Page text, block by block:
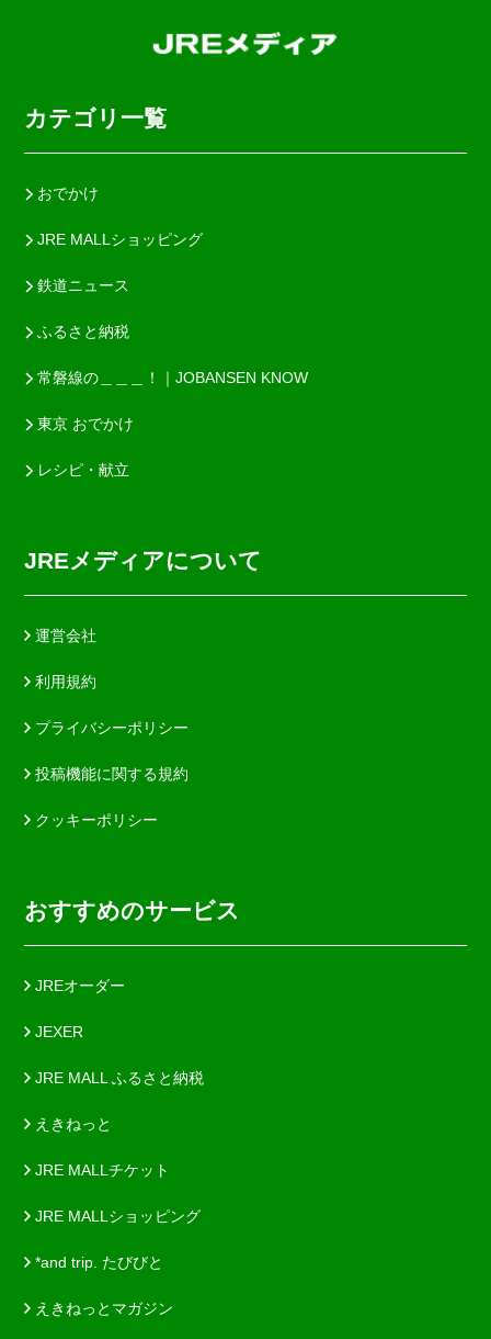
カテゴリ一覧
おでかけ
JRE MALLショッピング
鉄道ニュース
ふるさと納税
常磐線の＿＿＿！｜JOBANSEN KNOW
東京 おでかけ
レシピ・献立
JREメディアについて
運営会社
利用規約
プライバシーポリシー
投稿機能に関する規約
クッキーポリシー
おすすめのサービス
JREオーダー
JEXER
JRE MALL ふるさと納税
えきねっと
JRE MALLチケット
JRE MALLショッピング
*and trip. たびびと
えきねっとマガジン